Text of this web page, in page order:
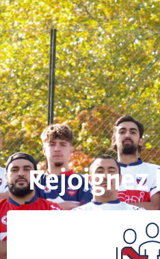
Rejoignez